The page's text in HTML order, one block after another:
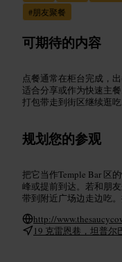
#朋友聚餐
可期待的内容
点餐通常在柜台完成，
适合分享或作为快速主
打包带走到街区继续逛吃
规划您的参观
把它当作Temple Bar 区
峰或提前到达。若和朋
带到附近广场边走边吃
http://
19 克雷恩巷，坦普尔